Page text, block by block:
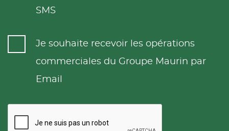
SMS
Je souhaite recevoir les opérations
commerciales du Groupe Maurin par
Email